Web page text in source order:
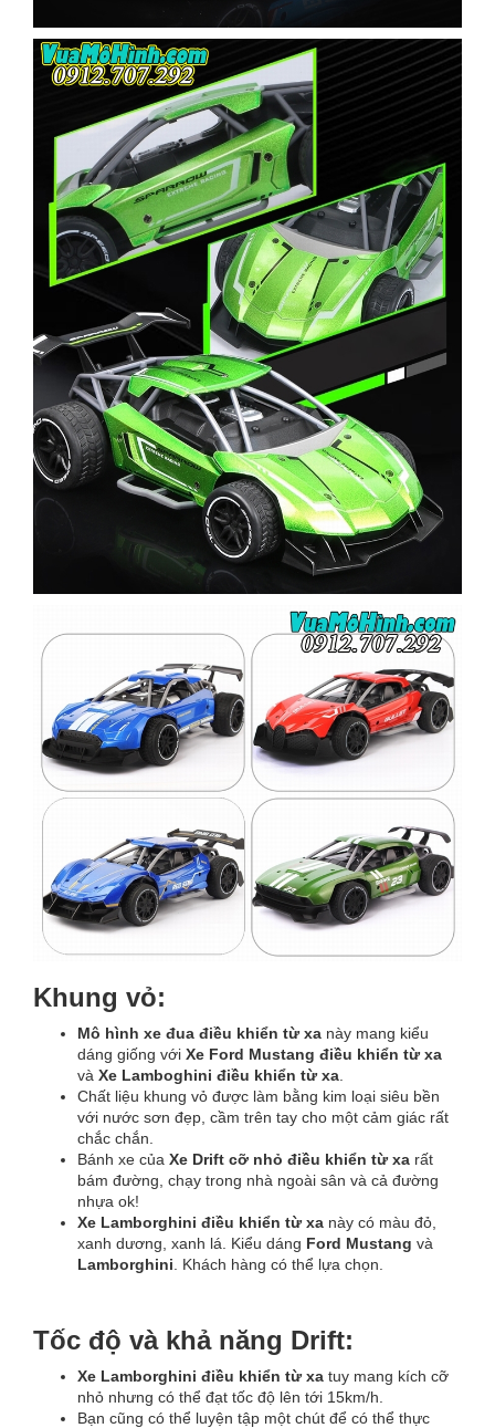
Khung vỏ:
Mô hình xe đua điều khiển từ xa này mang kiểu
dáng giống với Xe Ford Mustang điều khiển từ xa
và Xe Lamboghini điều khiển từ xa
Chất liệu khung vỏ được làm bằng kim loại siêu bền
với nước sơn đẹp, cầm trên tay cho một cảm giác rất
chắc chắn.
Bánh xe của Xe Drift cỡ nhỏ điều khiển từ xa rất
bám đường, chạy trong nhà ngoài sân và cả đường
nhựa ok!
Xe Lamborghini điều khiển từ xa này có màu đỏ,
xanh dương, xanh lá. Kiểu dáng Ford Mustang và
Lamborghini
Khách hàng có thể lựa chọn.
Tốc độ và khả năng Drift:
Xe Lamborghini điều khiển từ xa tuy mang kích cỡ
nhỏ nhưng có thể đạt tốc độ lên tới 15km/h.
Bạn cũng có thể luyện tập một chút để có thể thực